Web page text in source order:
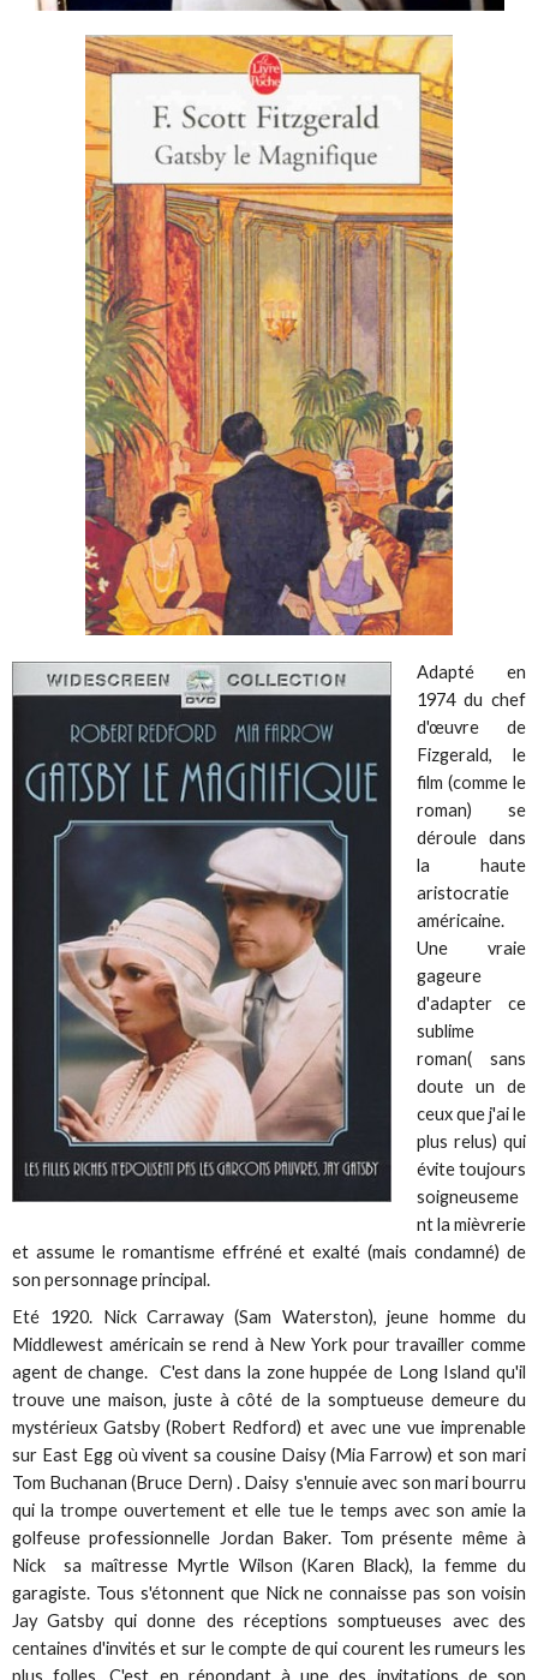
Adapté en
1974 du chef
d'œuvre de
Fizgerald, le
film (comme le
roman) se
déroule dans
la haute
aristocratie
américaine.
Une vraie
gageure
d'adapter ce
sublime
roman( sans
doute un de
ceux que j'ai le
plus relus) qui
évite toujours
soigneuseme
nt la mièvrerie
et assume le romantisme effréné et exalté (mais condamné) de
son personnage principal.
Eté 1920. Nick Carraway (Sam Waterston), jeune homme du
Middlewest américain se rend à New York pour travailler comme
agent de change. C'est dans la zone huppée de Long Island qu'il
trouve une maison, juste à côté de la somptueuse demeure du
mystérieux Gatsby (Robert Redford) et avec une vue imprenable
sur East Egg où vivent sa cousine Daisy (Mia Farrow) et son mari
Tom Buchanan (Bruce Dern) . Daisy s'ennuie avec son mari bourru
qui la trompe ouvertement et elle tue le temps avec son amie la
golfeuse professionnelle Jordan Baker. Tom présente même à
Nick sa maîtresse Myrtle Wilson (Karen Black), la femme du
garagiste. Tous s'étonnent que Nick ne connaisse pas son voisin
Jay Gatsby qui donne des réceptions somptueuses avec des
centaines d'invités et sur le compte de qui courent les rumeurs les
plus folles. C'est en répondant à une des invitations de son